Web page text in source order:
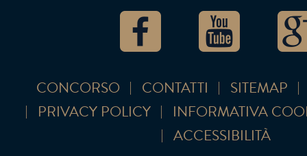
CONCORSO CONTATTI
SITEMAP
PRIVACY POLICY
INFORMATIVA
ACCESSIBILITÀ